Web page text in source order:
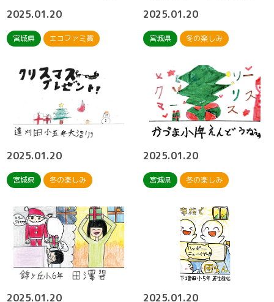
2025.01.20
宮城県 エコファミ賞
2025.01.20
宮城県 冬の楽しみ
2025.01.20
宮城県 冬の楽しみ
2025.01.20
宮城県 冬の楽しみ
2025.01.20 2025.01.20